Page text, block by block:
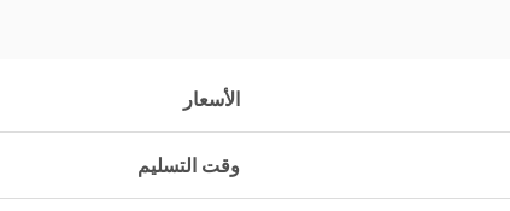
الأسعار
وقت التسليم